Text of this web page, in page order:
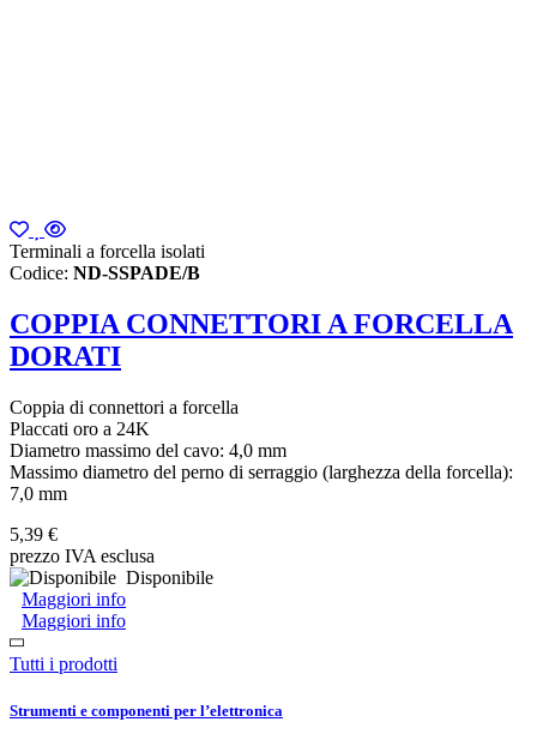
Terminali a forcella isolati
Codice: ND-SSPADE/B
COPPIA CONNETTORI A FORCELLA
DORATI
Coppia di connettori a forcella
Placcati oro a 24K
Diametro massimo del cavo: 4,0 mm
Massimo diametro del perno di serraggio (larghezza della forcella):
7,0 mm
5,39 €
prezzo IVA esclusa
Disponibile
Maggiori info
Maggiori info
Tutti i prodotti
Strumenti e componenti per l’elettronica